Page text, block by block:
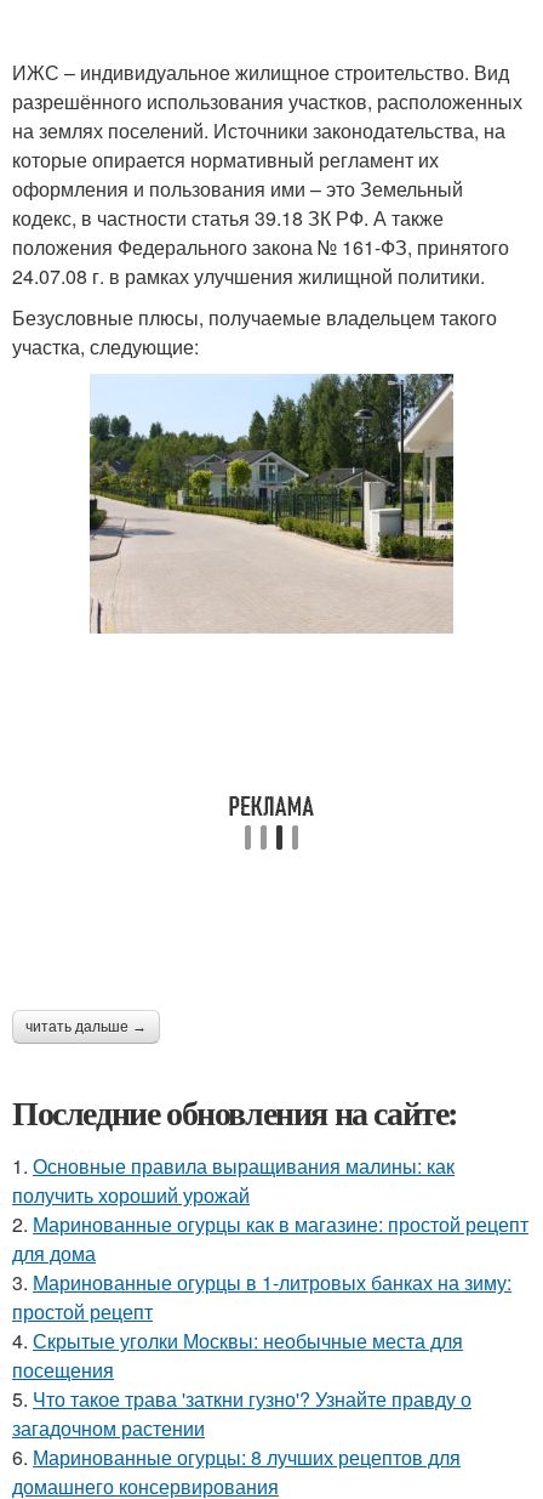
ИЖС – индивидуальное жилищное строительство. Вид
разрешённого использования участков, расположенных
на землях поселений. Источники законодательства, на
которые опирается нормативный регламент их
оформления и пользования ими – это Земельный
кодекс, в частности статья 39.18 ЗК РФ. А также
положения Федерального закона № 161-ФЗ, принятого
24.07.08 г. в рамках улучшения жилищной политики.
Безусловные плюсы, получаемые владельцем такого
участка, следующие:
читать дальше →
Последние обновления на сайте:
1. Основные правила выращивания малины: как
получить хороший урожай
2. Маринованные огурцы как в магазине: простой рецепт
для дома
3. Маринованные огурцы в 1-литровых банках на зиму:
простой рецепт
4. Скрытые уголки Москвы: необычные места для
посещения
5. Что такое трава 'заткни гузно'? Узнайте правду о
загадочном растении
6. Маринованные огурцы: 8 лучших рецептов для
домашнего консервирования